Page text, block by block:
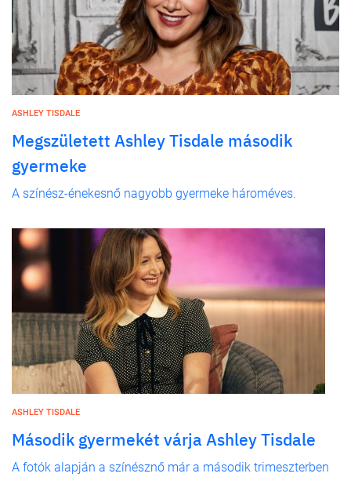
ASHLEY TISDALE
Megszületett Ashley Tisdale második
gyermeke
A színész-énekesnő nagyobb gyermeke hároméves.
ASHLEY TISDALE
Második gyermekét várja Ashley Tisdale
A fotók alapján a színésznő már a második trimeszterben